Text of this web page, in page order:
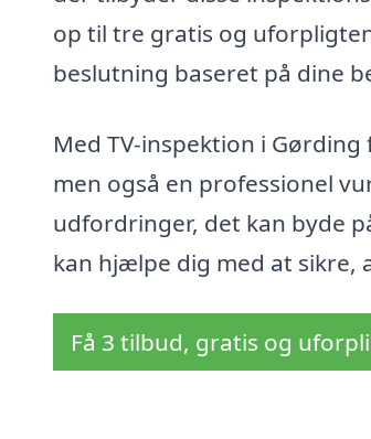
op til tre gratis og
beslutning baseret på dine
Med TV-inspektion i
men også en professionel
udfordringer, det kan byde
kan hjælpe dig med at sikre,
Få 3 tilbud, gratis og